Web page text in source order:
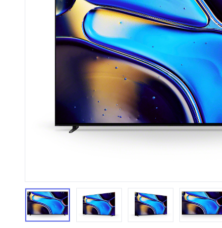
HiFi 音響 11個產品 藍光
隨身型數位相機 64個產品 相機
第1張 第2張 第3張 第4張